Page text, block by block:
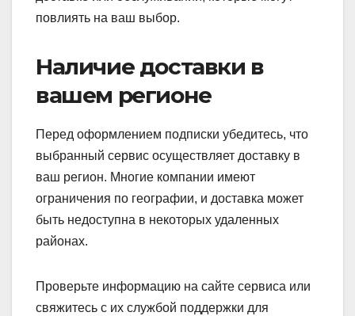
повлиять на ваш выбор.
Наличие доставки в
вашем регионе
Перед оформлением подписки убедитесь, что
выбранный сервис осуществляет доставку в
ваш регион. Многие компании имеют
ограничения по географии, и доставка может
быть недоступна в некоторых удаленных
районах.
Проверьте информацию на сайте сервиса или
свяжитесь с их службой поддержки для